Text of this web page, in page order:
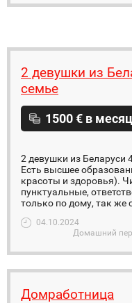
2 девушки из
семье
1500 € в месяц
2 девушки из Беларуси
Есть высшее
красоты и здоровья).
пунктуальные,
только по дому, так же
04.10.2024
Домашний
Домработница